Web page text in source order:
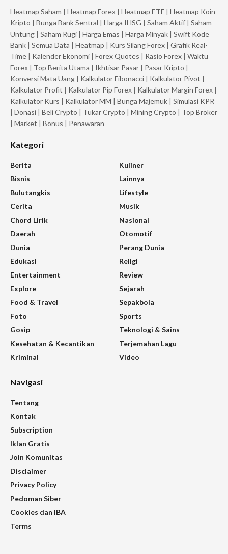
Heatmap Saham | Heatmap Forex | Heatmap ETF | Heatmap Koin
Kripto | Bunga Bank Sentral | Harga IHSG | Saham Aktif | Saham
Untung | Saham Rugi | Harga Emas | Harga Minyak | Swift Kode
Bank | Semua Data | Heatmap | Kurs Silang Forex | Grafik Real-
Time | Kalender Ekonomi | Forex Quotes | Rasio Forex | Waktu
Forex | Top Berita Utama | Ikhtisar Pasar | Pasar Kripto |
Konversi Mata Uang | Kalkulator Fibonacci | Kalkulator Pivot |
Kalkulator Profit | Kalkulator Pip Forex | Kalkulator Margin Forex |
Kalkulator Kurs | Kalkulator MM | Bunga Majemuk | Simulasi KPR
| Donasi | Beli Crypto | Tukar Crypto | Mining Crypto | Top Broker
| Market | Bonus | Penawaran
Kategori
Berita
Bisnis
Bulutangkis
Cerita
Chord Lirik
Daerah
Dunia
Edukasi
Entertainment
Explore
Food & Travel
Foto
Gosip
Kesehatan & Kecantikan
Kriminal
Kuliner
Lainnya
Lifestyle
Musik
Nasional
Otomotif
Perang Dunia
Religi
Review
Sejarah
Sepakbola
Sports
Teknologi & Sains
Terjemahan Lagu
Video
Navigasi
Tentang
Kontak
Subscription
Iklan Gratis
Join Komunitas
Disclaimer
Privacy Policy
Pedoman Siber
Cookies dan IBA
Terms